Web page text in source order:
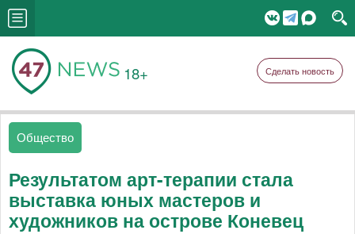
18+ Сделать новость
Общество
Результатом арт-терапии стала
выставка юных мастеров и
художников на острове Коневец